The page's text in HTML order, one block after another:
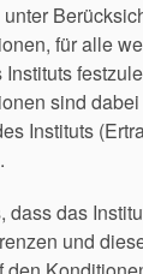
für alle
sind
Instituts
dass das
und